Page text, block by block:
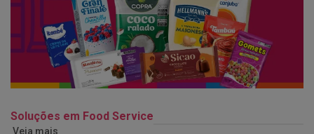
Soluções em Food Service
Veja mais